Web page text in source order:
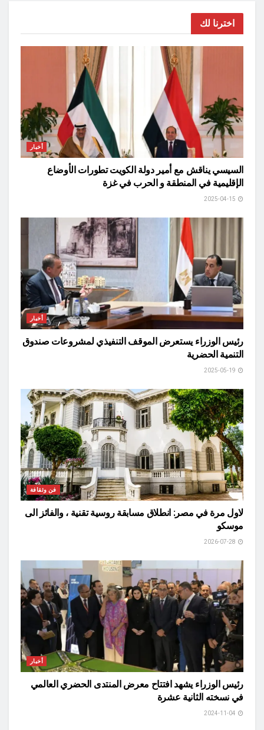
اخترنا لك
أخبار
السيسي يناقش مع أمير دولة الكويت تطورات الأوضاع
الإقليمية في المنطقة و الحرب في غزة
أخبار
رئيس الوزراء يستعرض الموقف التنفيذي لمشروعات صندوق
التنمية الحضرية
فن وثقافة
لاول مرة في مصر: انطلاق مسابقة روسية تقنية ، والفائز الى
موسكو
أخبار
رئيس الوزراء يشهد افتتاح معرض المنتدى الحضري العالمي
في نسخته الثانية عشرة